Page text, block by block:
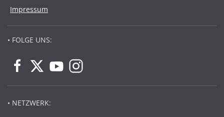
Impressum
• FOLGE UNS:
• NETZWERK: